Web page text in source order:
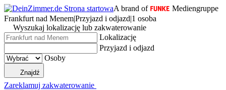
A brand of
Mediengruppe
Frankfurt nad Menem|Przyjazd i odjazd|1 osoba
Wyszukaj lokalizację lub zakwaterowanie
Lokalizację
Przyjazd i odjazd
Osoby
Znajdź
Zareklamuj zakwaterowanie